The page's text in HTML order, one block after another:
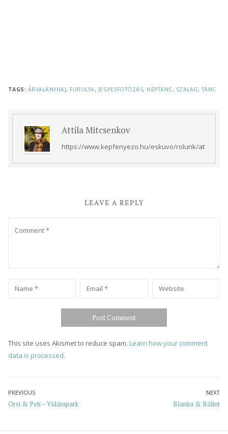
TAGS: ÁRVALÁNYHAJ, FURULYA , JEGYESFOTÓZÁS, NÉPTÁNC, SZALAG ,TÁNC
Attila Mitcsenkov
https://www.kepfenyezo.hu/eskuvo/rolunk/attila/
LEAVE A REPLY
Name Email Website
This site uses Akismet to reduce spam. Learn how your comment
data is processed.
Post
navigation
PREVIOUS
Previous
Orsi & Peti – Vidámpark
NEXT
Next
Blanka & Bálint